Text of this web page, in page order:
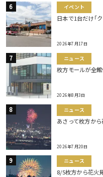
イベント
日本で1台だけ｢
2026年7月17日
ニュース
枚方モールが全
2026年8月3日
ニュース
あさって枚方か
2026年7月20日
ニュース
8/5枚方から花火